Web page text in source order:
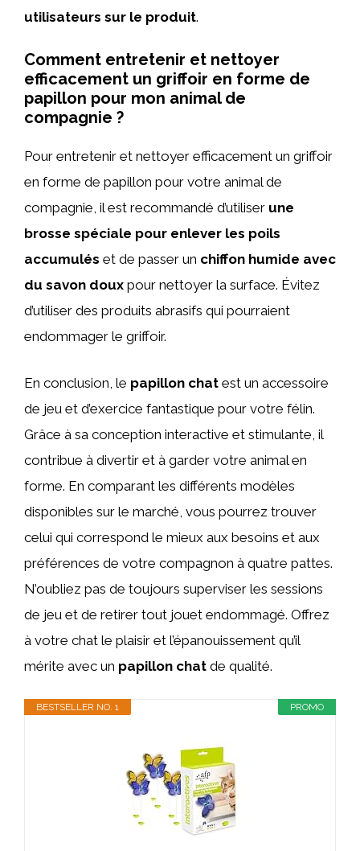
utilisateurs sur le produit.
Comment entretenir et nettoyer
efficacement un griffoir en forme de
papillon pour mon animal de
compagnie ?
Pour entretenir et nettoyer efficacement un griffoir
en forme de papillon pour votre animal de
compagnie, il est recommandé d’utiliser une
brosse spéciale pour enlever les poils
accumulés et de passer un chiffon humide avec
du savon doux pour nettoyer la surface. Évitez
d’utiliser des produits abrasifs qui pourraient
endommager le griffoir.
En conclusion, le papillon chat est un accessoire
de jeu et d’exercice fantastique pour votre félin.
Grâce à sa conception interactive et stimulante, il
contribue à divertir et à garder votre animal en
forme. En comparant les différents modèles
disponibles sur le marché, vous pourrez trouver
celui qui correspond le mieux aux besoins et aux
préférences de votre compagnon à quatre pattes.
N’oubliez pas de toujours superviser les sessions
de jeu et de retirer tout jouet endommagé. Offrez
à votre chat le plaisir et l’épanouissement qu’il
mérite avec un papillon chat de qualité.
PROMO
BESTSELLER NO. 1